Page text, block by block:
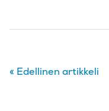
« Edellinen artikkeli